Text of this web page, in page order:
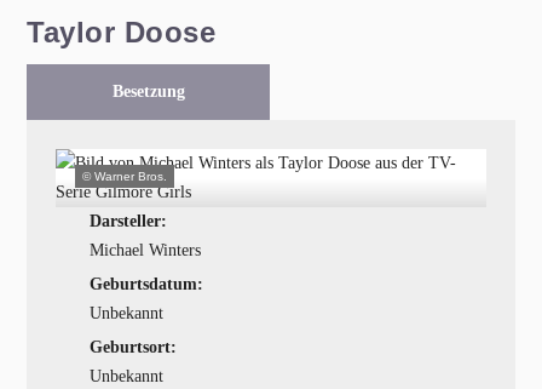
Taylor Doose
Besetzung
© Warner Bros.
Darsteller:
Michael Winters
Geburtsdatum:
Unbekannt
Geburtsort:
Unbekannt